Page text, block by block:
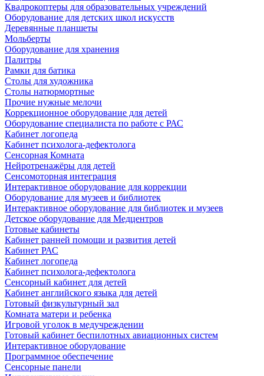
Квадрокоптеры для образовательных учреждений
Оборудование для детских школ искусств
Деревянные планшеты
Мольберты
Оборудование для хранения
Палитры
Рамки для батика
Столы для художника
Столы натюрмортные
Прочие нужные мелочи
Коррекционное оборудование для детей
Оборудование специалиста по работе с РАС
Кабинет логопеда
Кабинет психолога-дефектолога
Сенсорная Комната
Нейротренажёры для детей
Сенсомоторная интеграция
Интерактивное оборудование для коррекции
Оборудование для музеев и библиотек
Интерактивное оборудование для библиотек и музеев
Детское оборудование для Медцентров
Готовые кабинеты
Кабинет ранней помощи и развития детей
Кабинет РАС
Кабинет логопеда
Кабинет психолога-дефектолога
Сенсорный кабинет для детей
Кабинет английского языка для детей
Готовый физкультурный зал
Комната матери и ребенка
Игровой уголок в медучреждении
Готовый кабинет беспилотных авиационных систем
Интерактивное оборудование
Программное обеспечение
Сенсорные панели